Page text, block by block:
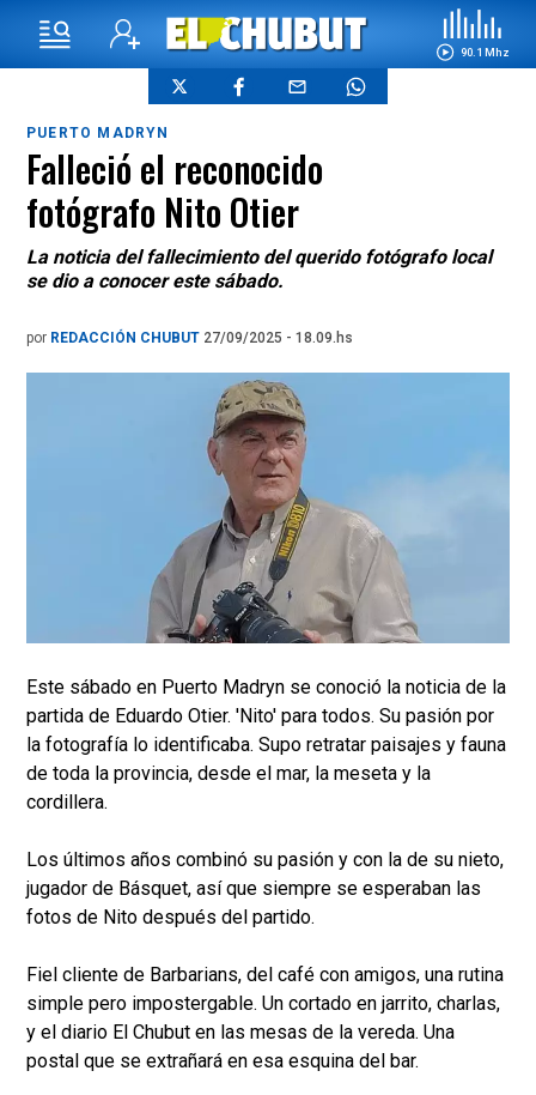
90.1 Mhz
PUERTO MADRYN
Falleció el reconocido
fotógrafo Nito Otier
La noticia del fallecimiento del querido fotógrafo local
se dio a conocer este sábado.
por REDACCIÓN CHUBUT 27/09/2025 - 18.09.hs
Este sábado en Puerto Madryn se conoció la noticia de la
partida de Eduardo Otier. 'Nito' para todos. Su pasión por
la fotografía lo identificaba. Supo retratar paisajes y fauna
de toda la provincia, desde el mar, la meseta y la
cordillera.
Los últimos años combinó su pasión y con la de su nieto,
jugador de Básquet, así que siempre se esperaban las
fotos de Nito después del partido.
Fiel cliente de Barbarians, del café con amigos, una rutina
simple pero impostergable. Un cortado en jarrito, charlas,
y el diario El Chubut en las mesas de la vereda. Una
postal que se extrañará en esa esquina del bar.